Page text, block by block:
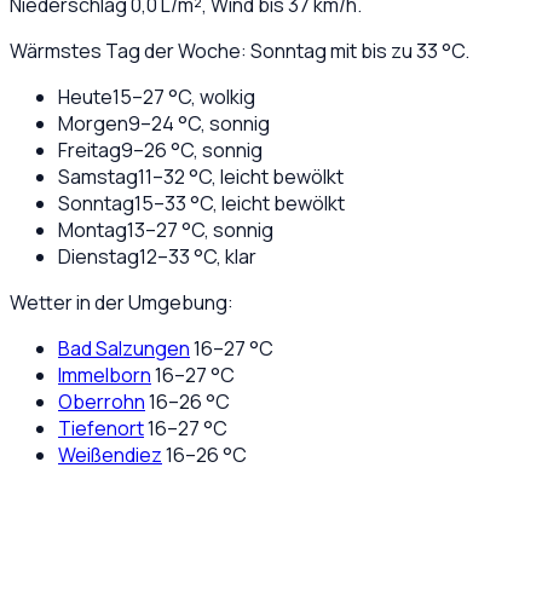
Wärmstes Tag der Woche: Sonntag mit bis zu 33 °C.
Heute15–27°C, wolkig
Morgen9–24°C, sonnig
Freitag9–26°C, sonnig
Samstag11–32°C, leicht bewölkt
Sonntag15–33°C, leicht bewölkt
Montag13–27°C, sonnig
Dienstag12–33°C, klar
Wetter in der Umgebung:
Bad Salzungen16–27°C
Immelborn16–27°C
Oberrohn16–26°C
Tiefenort16–27°C
Weißendiez16–26°C